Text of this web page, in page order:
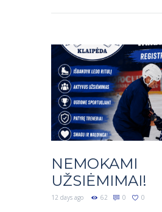
NEMOKAMI
UŽSIĖMIMAI!
12 days ago 62 0 0